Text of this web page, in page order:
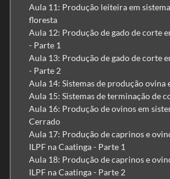
Aula 11: Produção leiteira em
floresta
Aula 12: Produção de gado de corte
- Parte 1
Aula 13: Produção de gado de corte
- Parte 2
Aula 14: Sistemas de produção ovina
Aula 15: Sistemas de terminação de
Aula 16: Produção de ovinos em
Cerrado
Aula 17: Produção de caprinos e
ILPF na Caatinga - Parte 1
Aula 18: Produção de caprinos e
ILPF na Caatinga - Parte 2